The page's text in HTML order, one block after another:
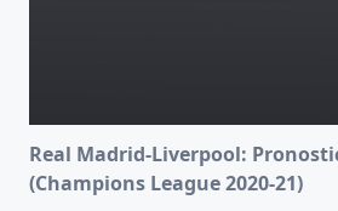
Real Madrid-Liverpool:
(Champions League 2020-21)